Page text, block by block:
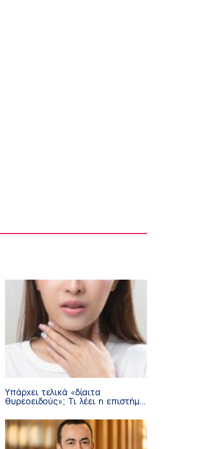
Υπάρχει τελικά «δίαιτα
θυρεοειδούς»; Τι λέει η επιστήμη
συμπληρώματα